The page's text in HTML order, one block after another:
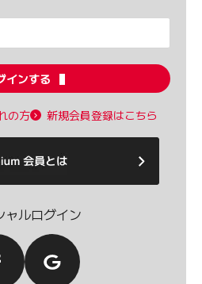
インする
の方 新規会員登録はこちら
ャルログイン